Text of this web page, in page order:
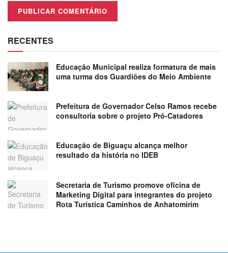
RECENTES
Educação Municipal realiza formatura de mais
uma turma dos Guardiões do Meio Ambiente
Prefeitura de Governador Celso Ramos recebe
consultoria sobre o projeto Pró-Catadores
Educação de Biguaçu alcança melhor
resultado da história no IDEB
Secretaria de Turismo promove oficina de
Marketing Digital para integrantes do projeto
Rota Turística Caminhos de Anhatomirim